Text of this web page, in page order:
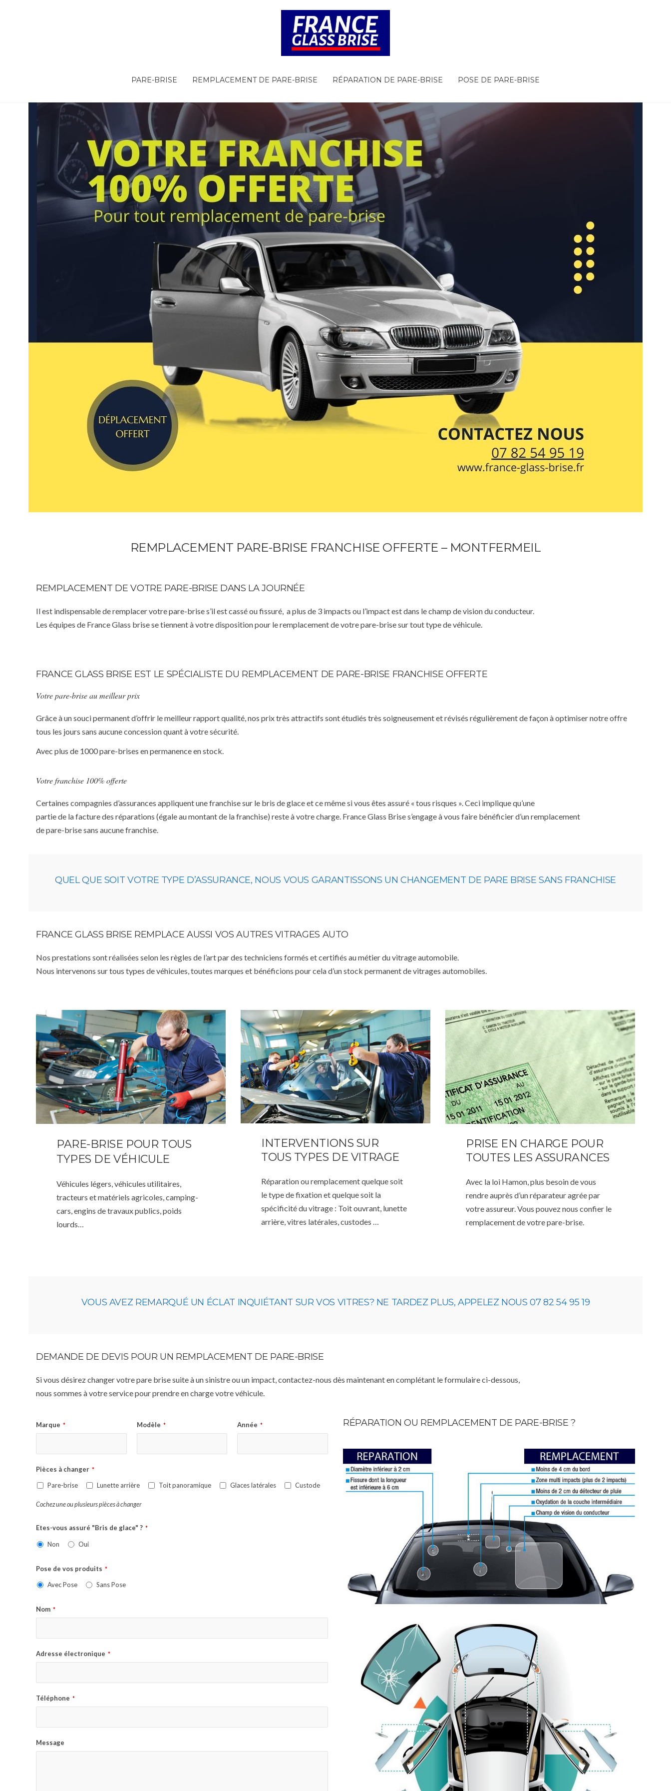
PARE-BRISE REMPLACEMENT DE PARE-BRISE RÉPARATION DE PARE-BRISE POSE DE PARE-BRISE
REMPLACEMENT PARE-BRISE FRANCHISE OFFERTE – MONTFERMEIL
REMPLACEMENT DE VOTRE PARE-BRISE DANS LA JOURNÉE
Il est indispensable de remplacer votre pare-brise s’il est cassé ou fissuré, a plus de 3 impacts ou l’impact est dans le champ de vision du conducteur.
Les équipes de France Glass brise se tiennent à votre disposition pour le remplacement de votre pare-brise sur tout type de véhicule.
FRANCE GLASS BRISE EST LE SPÉCIALISTE DU REMPLACEMENT DE PARE-BRISE FRANCHISE OFFERTE
Votre pare-brise au meilleur prix
Grâce à un souci permanent d’offrir le meilleur rapport qualité, nos prix très attractifs sont étudiés très soigneusement et révisés régulièrement de façon à optimiser notre offre
tous les jours sans aucune concession quant à votre sécurité.
Avec plus de 1000 pare-brises en permanence en stock.
Votre franchise 100% offerte
Certaines compagnies d’assurances appliquent une franchise sur le bris de glace et ce même si vous êtes assuré « tous risques ». Ceci implique qu’une
partie de la facture des réparations (égale au montant de la franchise) reste à votre charge. France Glass Brise s’engage à vous faire bénéficier d’un remplacement
de pare-brise sans aucune franchise.
QUEL QUE SOIT VOTRE TYPE D’ASSURANCE, NOUS VOUS GARANTISSONS UN CHANGEMENT DE PARE BRISE SANS FRANCHISE
FRANCE GLASS BRISE REMPLACE AUSSI VOS AUTRES VITRAGES AUTO
Nos prestations sont réalisées selon les règles de l’art par des techniciens formés et certifiés au métier du vitrage automobile.
Nous intervenons sur tous types de véhicules, toutes marques et bénéficions pour cela d’un stock permanent de vitrages automobiles.
PARE-BRISE POUR TOUS
TYPES DE VÉHICULE
Véhicules légers, véhicules utilitaires,
tracteurs et matériels agricoles, camping-
cars, engins de travaux publics, poids
lourds…
INTERVENTIONS SUR
TOUS TYPES DE VITRAGE
Réparation ou remplacement quelque soit
le type de fixation et quelque soit la
spécificité du vitrage : Toit ouvrant, lunette
arrière, vitres latérales, custodes …
PRISE EN CHARGE POUR
TOUTES LES ASSURANCES
Avec la loi Hamon, plus besoin de vous
rendre auprès d’un réparateur agrée par
votre assureur. Vous pouvez nous confier le
remplacement de votre pare-brise.
VOUS AVEZ REMARQUÉ UN ÉCLAT INQUIÉTANT SUR VOS VITRES? NE TARDEZ PLUS, APPELEZ NOUS 07 82 54 95 19
DEMANDE DE DEVIS POUR UN REMPLACEMENT DE PARE-BRISE
Si vous désirez changer votre pare brise suite à un sinistre ou un impact, contactez-nous dès maintenant en complétant le formulaire ci-dessous,
nous sommes à votre service pour prendre en charge votre véhicule.
Marque * Modèle * Année *
Pièces à changer *
Pare-brise Lunette arrière Toit panoramique Glaces latérales Custode
Cochez une ou plusieurs pièces à changer
Etes-vous assuré "Bris de glace" ? *
Non Oui
Pose de vos produits *
Avec Pose Sans Pose
Nom *
Adresse électronique *
Téléphone *
Message
RÉPARATION OU REMPLACEMENT DE PARE-BRISE ?